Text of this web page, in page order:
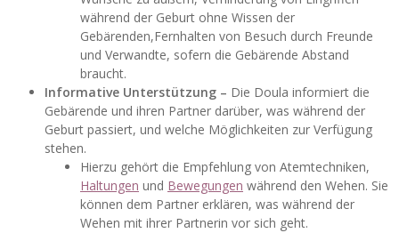
während der Geburt ohne Wissen der
Gebärenden,Fernhalten von Besuch durch Freunde
und Verwandte, sofern die Gebärende Abstand
braucht.
Informative Unterstützung – Die Doula informiert die
Gebärende und ihren Partner darüber, was während der
Geburt passiert, und welche Möglichkeiten zur Verfügung
stehen.
Hierzu gehört die Empfehlung von Atemtechniken,
Haltungen und Bewegungen während den Wehen. Sie
können dem Partner erklären, was während der
Wehen mit ihrer Partnerin vor sich geht.